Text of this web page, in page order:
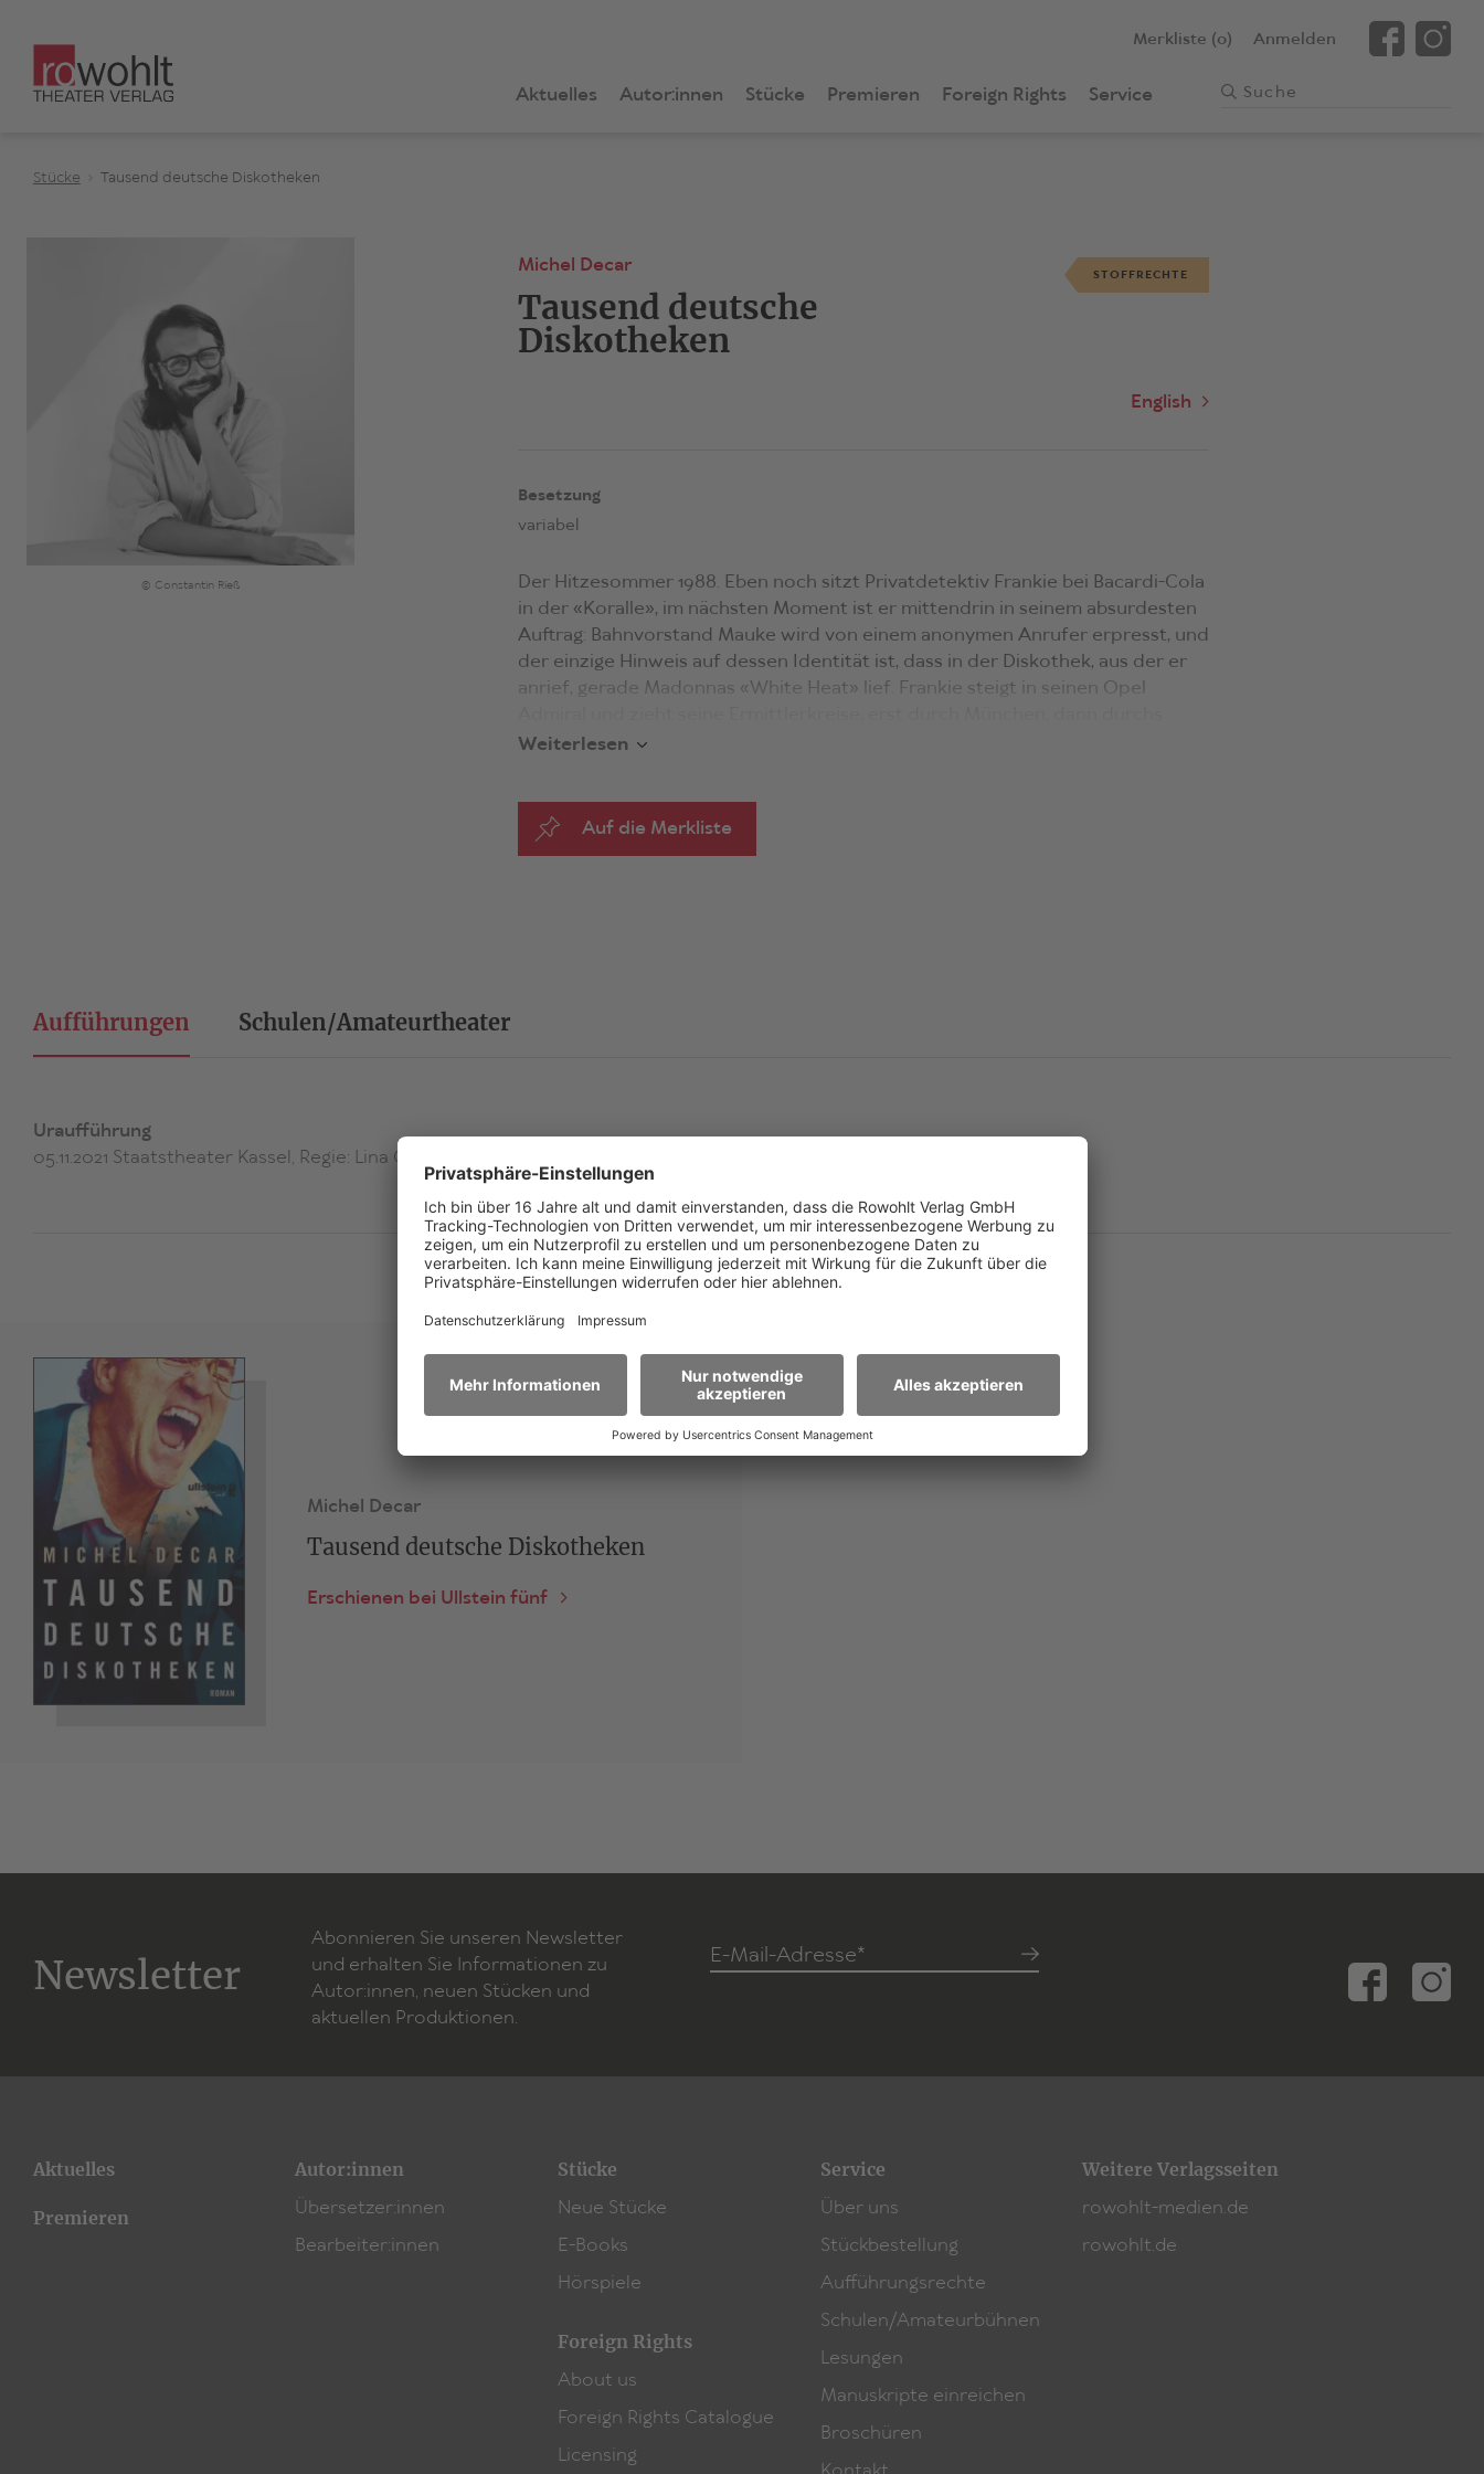
Merkliste (0) Anmelden
Aktuelles Autor:innen Stücke Premieren Foreign Rights Service
Stücke Tausend deutsche Diskotheken
© Constantin Rieß
Michel Decar
Tausend deutsche
Diskotheken
STOFFRECHTE
English
Besetzung
variabel
Der Hitzesommer 1988. Eben noch sitzt Privatdetektiv Frankie bei Bacardi-Cola
in der «Koralle», im nächsten Moment ist er mittendrin in seinem absurdesten
Auftrag: Bahnvorstand Mauke wird von einem anonymen Anrufer erpresst, und
der einzige Hinweis auf dessen Identität ist, dass in der Diskothek, aus der er
anrief, gerade Madonnas «White Heat» lief. Frankie steigt in seinen Opel
Umland und schließlich quer durch Westdeutschland. Bald wird ihm klar, dass
Tausend deutsche Diskotheken
der mit den Klischees des Hardboiled-Krimis spielt. Sprachlich gelingt Michel
Weiterlesen
Auf die Merkliste
Aufführungen Schulen/Amateurtheater
Uraufführung
05.11.2021 Staatstheater Kassel, Regie: Lina Gasenzer, Tobias Schilling, Tim Wittkop
Michel Decar
Tausend deutsche Diskotheken
Erschienen bei Ullstein fünf
Newsletter
Abonnieren Sie unseren Newsletter
und erhalten Sie Informationen zu
Autor:innen, neuen Stücken und
aktuellen Produktionen.
E-Mail-Adresse*
Aktuelles
Premieren
Autor:innen
Übersetzer:innen
Bearbeiter:innen
Stücke
Neue Stücke
E-Books
Hörspiele
Foreign Rights
About us
Foreign Rights Catalogue
Licensing
Service
Über uns
Stückbestellung
Aufführungsrechte
Schulen/Amateurbühnen
Lesungen
Manuskripte einreichen
Broschüren
Weitere Verlagsseiten
rowohlt-medien.de
rowohlt.de